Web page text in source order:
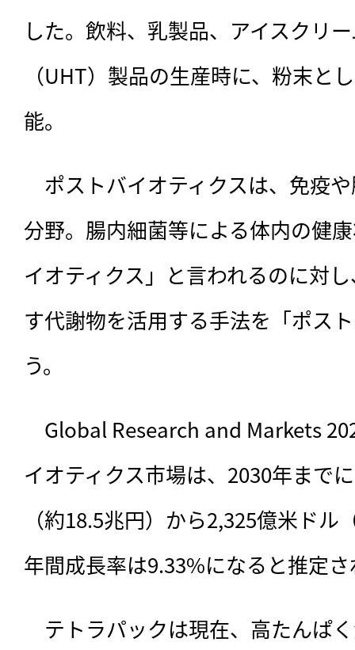
した。飲料、乳製品、アイスクリ
（UHT）製品の生産時に、粉末と
能。
ポストバイオティクスは、 免疫
分野。腸内細菌等による体内の健
イオティクス」と言われるのに対
す代謝物を活用する手法を「ポス
う。
Global Research and Markets
イオティクス市場は、2030年まで
（約18.5兆円）から2,325億米ド
年間成長率は9.33%になると推定
テトラパックは現在、高たんぱ